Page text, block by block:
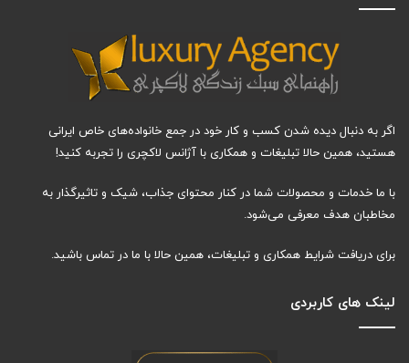
اگر به دنبال دیده شدن کسب و کار خود در جمع خانواده‌های خاص ایرانی
هستید، همین حالا تبلیغات و همکاری با آژانس لاکچری را تجربه کنید!
با ما خدمات و محصولات شما در کنار محتوای جذاب، شیک و تاثیرگذار به
مخاطبان هدف معرفی می‌شود.
برای دریافت شرایط همکاری و تبلیغات، همین حالا با ما در تماس باشید.
لینک های کاربردی